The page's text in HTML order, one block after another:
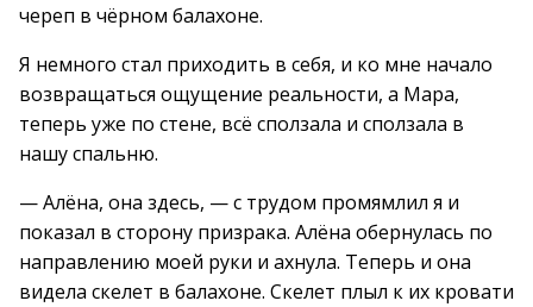
череп в чёрном балахоне.
Я немного стал приходить в себя, и ко мне начало
возвращаться ощущение реальности, а Мара,
теперь уже по стене, всё сползала и сползала в
нашу спальню.
— Алёна, она здесь, — с трудом промямлил я и
показал в сторону призрака. Алёна обернулась по
направлению моей руки и ахнула. Теперь и она
видела скелет в балахоне. Скелет плыл к их кровати